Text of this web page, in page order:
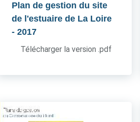
Plan de gestion du site
de l'estuaire de La Loire
- 2017
Télécharger la version .pdf